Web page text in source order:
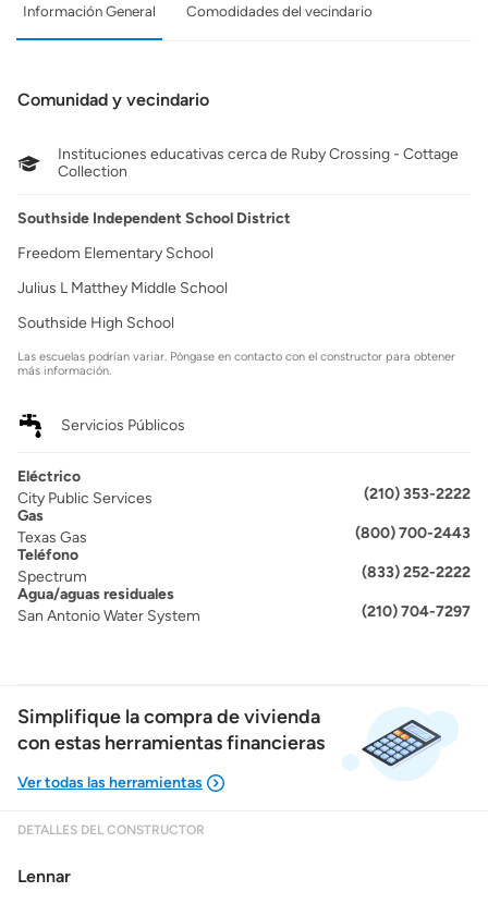
Información General Comodidades del vecindario
Comunidad y vecindario
Instituciones educativas cerca de Ruby Crossing - Cottage
Collection
Southside Independent School District
Freedom Elementary School
Julius L Matthey Middle School
Southside High School
Las escuelas podrían variar. Póngase en contacto con el constructor para obtener
más información.
Servicios Públicos
Eléctrico
City Public Services
(210) 353-2222
Gas
Texas Gas
(800) 700-2443
Teléfono
Spectrum
(833) 252-2222
Agua/aguas residuales
San Antonio Water System
(210) 704-7297
Simplifique la compra de vivienda
con estas herramientas financieras
DETALLES DEL CONSTRUCTOR
Lennar